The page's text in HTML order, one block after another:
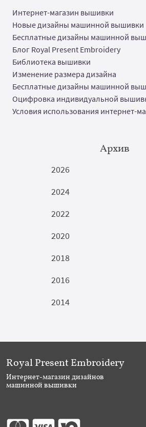
Интернет-магазин вышивки
Новые дизайны машинной вышивки
Бесплатные дизайны машинной
Блог Royal Present Embroidery
Библиотека вышивки
Изменение размера дизайна
Бесплатные дизайны машинной
Оцифровка индивидуальной
Условия использования интернет-
Архив
2026
2024
2022
2020
2018
2016
2014
Royal Present Embroidery
Интернет-магазин дизайнов
машинной вышивки